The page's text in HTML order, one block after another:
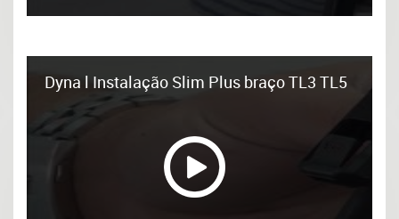
Dyna l Instalação Slim Plus braço TL3 TL5